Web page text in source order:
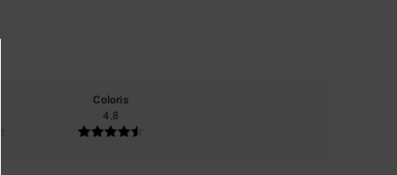
Coloris
4.8